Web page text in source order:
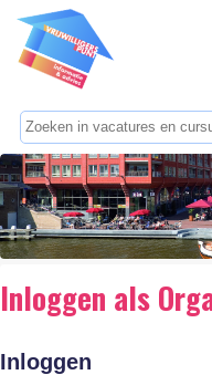
Inloggen als
Inloggen